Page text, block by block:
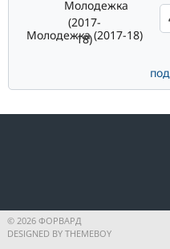
Молодежка (2017-18)
© 2026 ФОРВАРД
DESIGNED BY THEMEBOY